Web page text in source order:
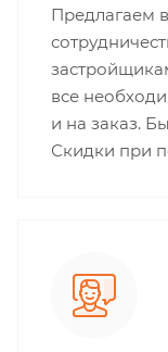
Предлагаем
все
и на заказ.
Скидки при